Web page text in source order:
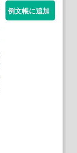
例文帳に追加